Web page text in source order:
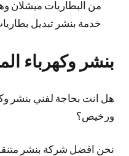
خدمة بنشر تبديل
بنشر وكهرباء
هل انت بحاجة لفني بنشر
ورخيص؟
نحن افضل شركة بنشر